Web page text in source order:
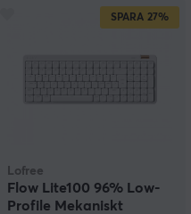
SPARA 27%
Lofree
Flow Lite100 96% Low-
Profile Mekaniskt